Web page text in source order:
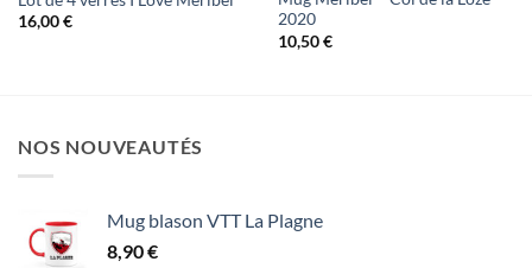
16,00€
2020
10,50€
NOS NOUVEAUTÉS
Mug blason VTT La Plagne
8,90€